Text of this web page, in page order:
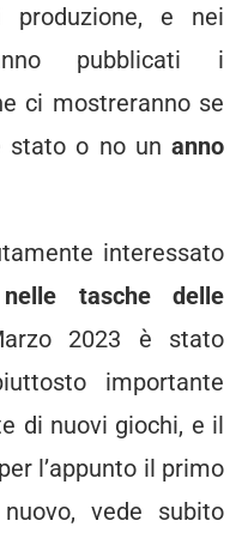
e nei
pubblicati i
ci mostreranno se
stato o no un anno
interessato
tasche delle
2023 è stato
importante
di nuovi giochi, e il
l’appunto il primo
vede subito